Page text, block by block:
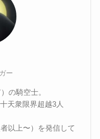
ー
の騎空士。
天衆限界超越3人
以上〜）を発信して